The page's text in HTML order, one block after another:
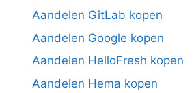
Aandelen GitLab kopen
Aandelen Google kopen
Aandelen HelloFresh kopen
Aandelen Hema kopen